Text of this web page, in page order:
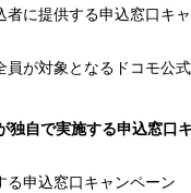
者に提供する申込窓口キ
員が対象となるドコモ公
独自で実施する申込窓口
る申込窓口キャンペーン